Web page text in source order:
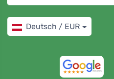
Deutsch / EUR